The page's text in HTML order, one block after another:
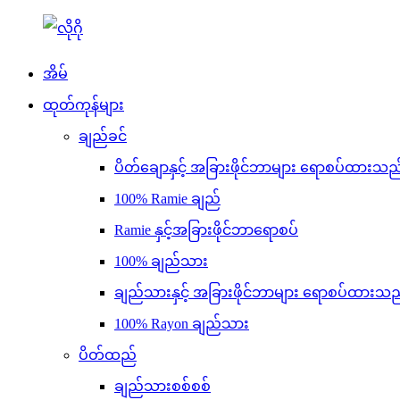
အိမ်
ထုတ်ကုန်များ
ချည်ခင်
ပိတ်ချောနှင့် အခြားဖိုင်ဘာများ ရောစပ်ထားသ
100% Ramie ချည်
Ramie နှင့်အခြားဖိုင်ဘာရောစပ်
100% ချည်သား
ချည်သားနှင့် အခြားဖိုင်ဘာများ ရောစပ်ထားသ
100% Rayon ချည်သား
ပိတ်ထည်
ချည်သားစစ်စစ်